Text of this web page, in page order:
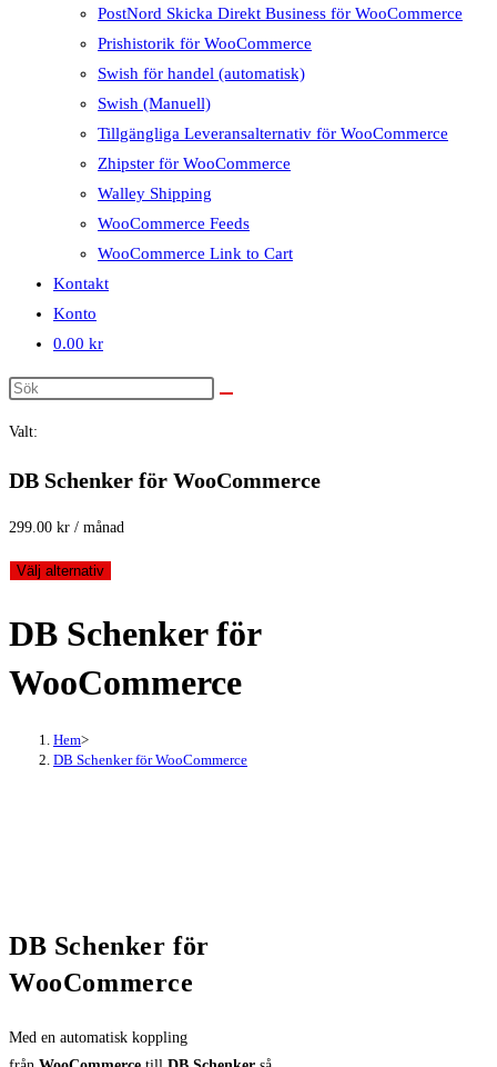
PostNord Skicka Direkt Business för WooCommerce
Prishistorik för WooCommerce
Swish för handel (automatisk)
Swish (Manuell)
Tillgängliga Leveransalternativ för WooCommerce
Zhipster för WooCommerce
Walley Shipping
WooCommerce Feeds
WooCommerce Link to Cart
Kontakt
Konto
0.00 kr
Valt:
DB Schenker för WooCommerce
299.00 kr / månad
Välj alternativ
DB Schenker för
WooCommerce
Hem>
DB Schenker för WooCommerce
DB Schenker för
WooCommerce
Med en automatisk koppling